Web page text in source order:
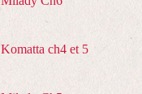
Komatta ch4 et 5